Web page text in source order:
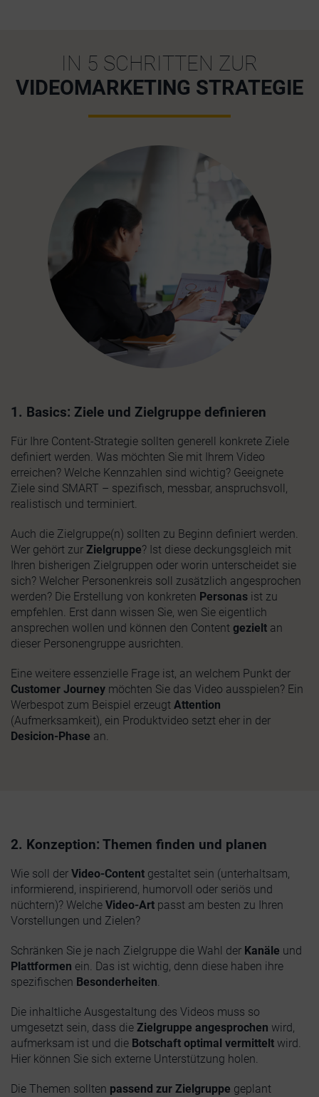
IN 5 SCHRITTEN ZUR
VIDEOMARKETING STRATEGIE
1. Basics: Ziele und Zielgruppe definieren
Für Ihre Content-Strategie sollten generell konkrete Ziele
definiert werden. Was möchten Sie mit Ihrem Video
erreichen? Welche Kennzahlen sind wichtig? Geeignete
Ziele sind SMART – spezifisch, messbar, anspruchsvoll,
realistisch und terminiert.
Auch die Zielgruppe(n) sollten zu Beginn definiert werden.
Wer gehört zur Zielgruppe? Ist diese deckungsgleich mit
Ihren bisherigen Zielgruppen oder worin unterscheidet sie
sich? Welcher Personenkreis soll zusätzlich angesprochen
werden? Die Erstellung von konkreten Personas ist zu
empfehlen. Erst dann wissen Sie, wen Sie eigentlich
ansprechen wollen und können den Content gezielt an
dieser Personengruppe ausrichten.
Eine weitere essenzielle Frage ist, an welchem Punkt der
Customer Journey möchten Sie das Video ausspielen? Ein
Werbespot zum Beispiel erzeugt Attention
(Aufmerksamkeit), ein Produktvideo setzt eher in der
Desicion-Phase an.
2. Konzeption: Themen finden und planen
Wie soll der Video-Content gestaltet sein (unterhaltsam,
informierend, inspirierend, humorvoll oder seriös und
nüchtern)? Welche Video-Art passt am besten zu Ihren
Vorstellungen und Zielen?
Schränken Sie je nach Zielgruppe die Wahl der Kanäle und
Plattformen ein. Das ist wichtig, denn diese haben ihre
spezifischen Besonderheiten.
Die inhaltliche Ausgestaltung des Videos muss so
umgesetzt sein, dass die Zielgruppe angesprochen wird,
aufmerksam ist und die Botschaft optimal vermittelt wird.
Hier können Sie sich externe Unterstützung holen.
Die Themen sollten passend zur Zielgruppe geplant